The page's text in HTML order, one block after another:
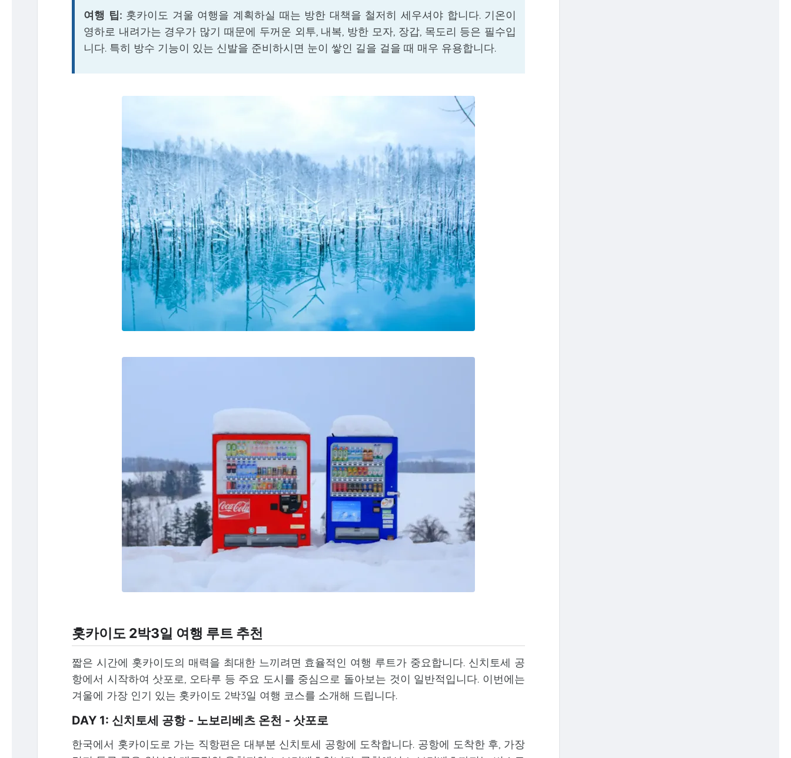
여행 팁: 홋카이도 겨울 여행을 계획하실 때는 방한 대책을 철저히 세우셔야 합니다. 기온이
영하로 내려가는 경우가 많기 때문에 두꺼운 외투, 내복, 방한 모자, 장갑, 목도리 등은 필수입
니다. 특히 방수 기능이 있는 신발을 준비하시면 눈이 쌓인 길을 걸을 때 매우 유용합니다.
홋카이도 2박3일 여행 루트 추천
짧은 시간에 홋카이도의 매력을 최대한 느끼려면 효율적인 여행 루트가 중요합니다. 신치토세 공
항에서 시작하여 삿포로, 오타루 등 주요 도시를 중심으로 돌아보는 것이 일반적입니다. 이번에는
겨울에 가장 인기 있는 홋카이도 2박3일 여행 코스를 소개해 드립니다.
DAY 1: 신치토세 공항 - 노보리베츠 온천 - 삿포로
한국에서 홋카이도로 가는 직항편은 대부분 신치토세 공항에 도착합니다. 공항에 도착한 후, 가장